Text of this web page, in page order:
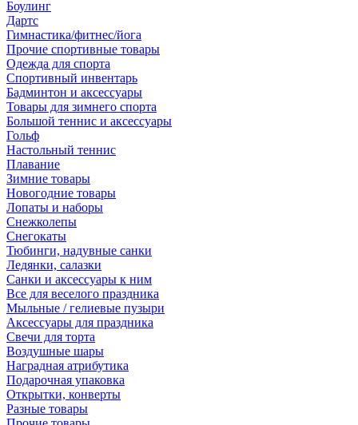
Боулинг
Дартс
Гимнастика/фитнес/йога
Прочие спортивные товары
Одежда для спорта
Спортивный инвентарь
Бадминтон и аксессуары
Товары для зимнего спорта
Большой теннис и аксессуары
Гольф
Настольный теннис
Плавание
Зимние товары
Новогодние товары
Лопаты и наборы
Снежколепы
Снегокаты
Тюбинги, надувные санки
Ледянки, салазки
Санки и аксессуары к ним
Все для веселого праздника
Мыльные / гелиевые пузыри
Аксессуары для праздника
Свечи для торта
Воздушные шары
Наградная атрибутика
Подарочная упаковка
Открытки, конверты
Разные товары